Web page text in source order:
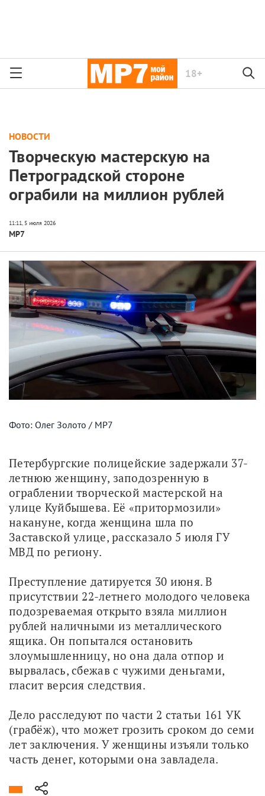
18+
НОВОСТИ
Творческую мастерскую на
Петроградской стороне
ограбили на миллион рублей
МР7
Фото: Олег Золото / МР7
Петербургские полицейские задержали 37-
летнюю женщину, заподозренную в
ограблении творческой мастерской на
улице Куйбышева. Её «притормозили»
накануне, когда женщина шла по
Заставской улице, рассказало 5 июля ГУ
МВД по региону.
Преступление датируется 30 июня. В
присутствии 22-летнего молодого человека
подозреваемая открыто взяла миллион
рублей наличными из металлического
ящика. Он попытался остановить
злоумышленницу, но она дала отпор и
вырвалась, сбежав с чужими деньгами,
гласит версия следствия.
Дело расследуют по части 2 статьи 161 УК
(грабёж), что может грозить сроком до семи
лет заключения. У женщины изъяли только
часть денег, которыми она завладела.